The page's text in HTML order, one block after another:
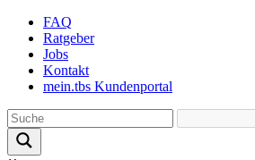
Skip
content
FAQ
Ratgeber
Jobs
Kontakt
mein.tbs Kundenportal